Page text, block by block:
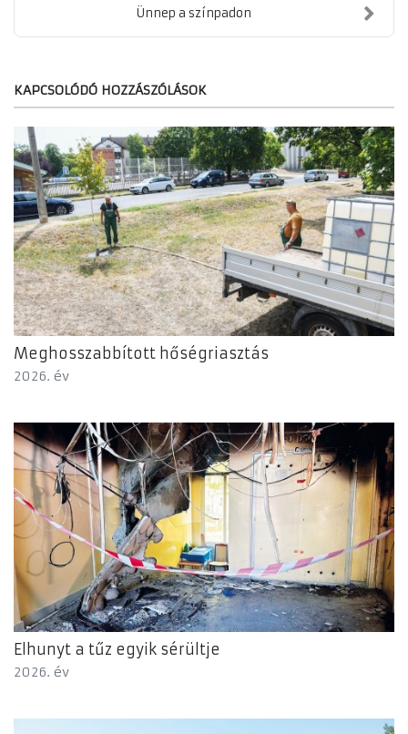
Ünnep a színpadon
KAPCSOLÓDÓ HOZZÁSZÓLÁSOK
Meghosszabbított hőségriasztás
2026. év
Elhunyt a tűz egyik sérültje
2026. év